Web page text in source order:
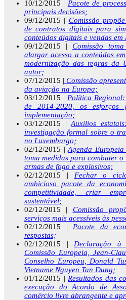
10/12/2015 | Pacote de
principais decisões;
09/12/2015 | Comissão
de contratos digitais para
conteúdos digitais e vendas
09/12/2015 | Comissão
alargar acesso a conteúdos
modernização das regras da
autor;
07/12/2015 | Comissão
da aviação na Europa;
03/12/2015 | Política
de 2014-2020, os esforços
implementação;
03/12/2015 | Auxílios
investigação formal sobre o
no Luxemburgo;
02/12/2015 |Agenda
toma medidas para combater
armas de fogo e explosivos;
02/12/2015 | Fechar o
ambicioso pacote da
competitividade, criar
sustentável;
02/12/2015 | Comissão
serviços mais acessíveis às
02/12/2015 | Pacote da
respostas;
02/12/2015 | Declaração à
Comissão Europeia, Jean-
Conselho Europeu, Donald
Vietname Nguyen Tan Dung;
01/12/2015 | Resultados das
execução do Acordo de
comércio livre abrangente e